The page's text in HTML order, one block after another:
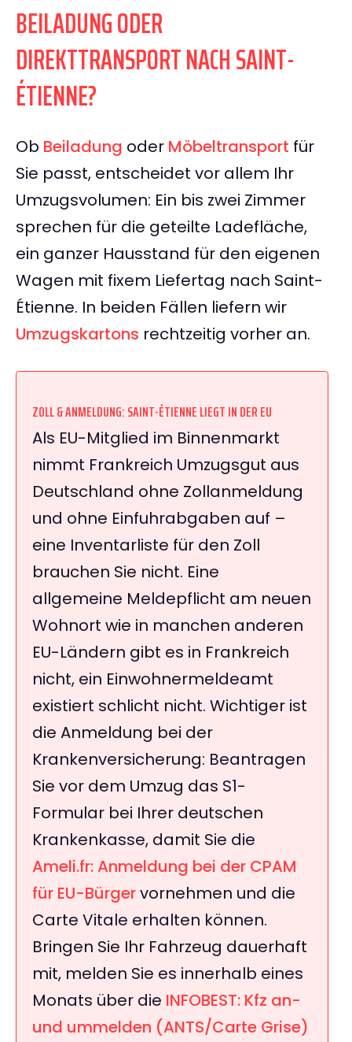
BEILADUNG ODER
DIREKTTRANSPORT NACH SAINT-
ÉTIENNE?
Ob Beiladung oder Möbeltransport für
Sie passt, entscheidet vor allem Ihr
Umzugsvolumen: Ein bis zwei Zimmer
sprechen für die geteilte Ladefläche,
ein ganzer Hausstand für den eigenen
Wagen mit fixem Liefertag nach Saint-
Étienne. In beiden Fällen liefern wir
Umzugskartons rechtzeitig vorher an.
ZOLL & ANMELDUNG: SAINT-ÉTIENNE LIEGT IN DER EU
Als EU-Mitglied im Binnenmarkt
nimmt Frankreich Umzugsgut aus
Deutschland ohne Zollanmeldung
und ohne Einfuhrabgaben auf –
eine Inventarliste für den Zoll
brauchen Sie nicht. Eine
allgemeine Meldepflicht am neuen
Wohnort wie in manchen anderen
EU-Ländern gibt es in Frankreich
nicht, ein Einwohnermeldeamt
existiert schlicht nicht. Wichtiger ist
die Anmeldung bei der
Krankenversicherung: Beantragen
Sie vor dem Umzug das S1-
Formular bei Ihrer deutschen
Krankenkasse, damit Sie die
Ameli.fr: Anmeldung bei der CPAM
für EU-Bürgervornehmen und die
Carte Vitale erhalten können.
Bringen Sie Ihr Fahrzeug dauerhaft
mit, melden Sie es innerhalb eines
Monats über die INFOBEST: Kfz an-
und ummelden (ANTS/Carte Grise)